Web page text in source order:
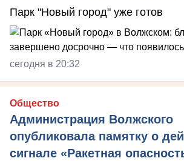
Парк "Новый город" уже готов
сегодня в 20:32
Общество
Администрация Волжского
опубликовала памятку о
сигнале «Ракетная